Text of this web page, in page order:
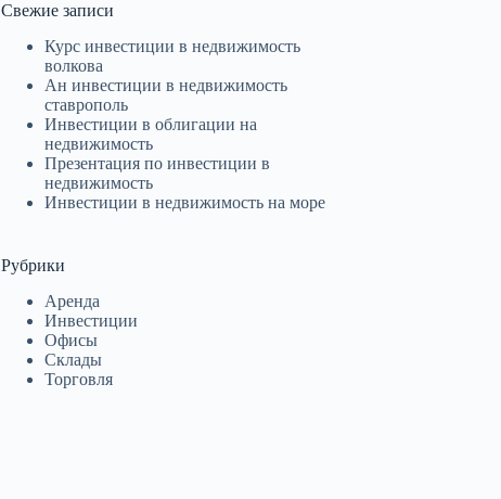
Свежие записи
Курс инвестиции в недвижимость
волкова
Ан инвестиции в недвижимость
ставрополь
Инвестиции в облигации на
недвижимость
Презентация по инвестиции в
недвижимость
Инвестиции в недвижимость на море
Рубрики
Аренда
Инвестиции
Офисы
Склады
Торговля